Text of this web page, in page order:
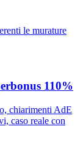
le murature
110%
chiarimenti AdE
caso reale con